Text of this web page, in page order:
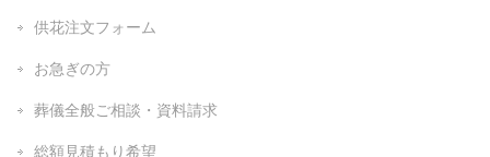
供花注文フォーム
お急ぎの方
葬儀全般ご相談・資料請求
総額見積もり希望